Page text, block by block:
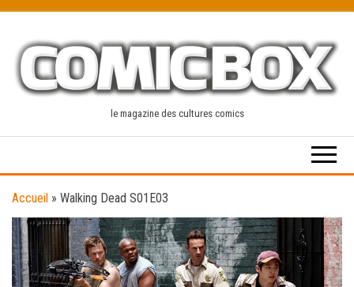
content
le magazine des cultures comics
Accueil » Walking Dead S01E03